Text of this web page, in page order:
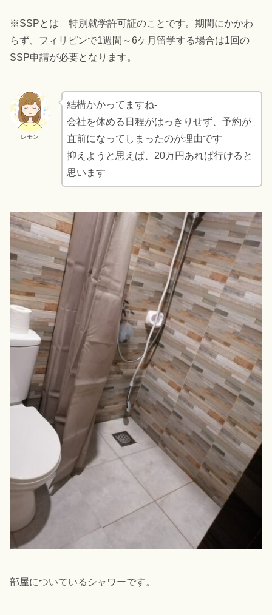
※SSPとは 特別就学許可証のことです。期間にかかわ
らず、フィリピンで1週間～6ケ月留学する場合は1回の
SSP申請が必要となります。
レモン
結構かかってますね-
会社を休める日程がはっきりせず、予約が
直前になってしまったのが理由です
抑えようと思えば、20万円あれば行けると
思います
部屋についているシャワーです。